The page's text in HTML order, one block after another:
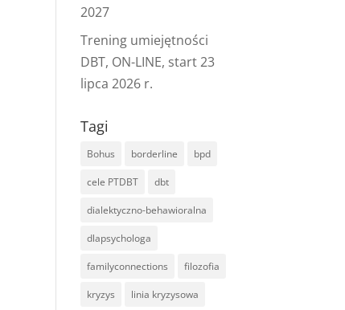
2027
Trening umiejętności
DBT, ON-LINE, start 23
lipca 2026 r.
Tagi
Bohus borderline bpd
cele PTDBT dbt
dialektyczno-behawioralna
dlapsychologa
familyconnections filozofia
kryzys linia kryzysowa